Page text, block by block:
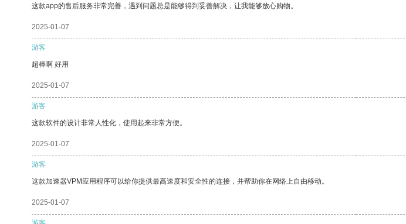
这款app的售后服务非常完善，遇到问题总是能够得到妥善解决，让我能够放心购物。
2025-01-07
游客
超棒啊 好用
2025-01-07
游客
这款软件的设计非常人性化，使用起来非常方便。
2025-01-07
游客
这款加速器VPM应用程序可以给你提供最高速度和安全性的连接，并帮助你在网络上自由移动。
2025-01-07